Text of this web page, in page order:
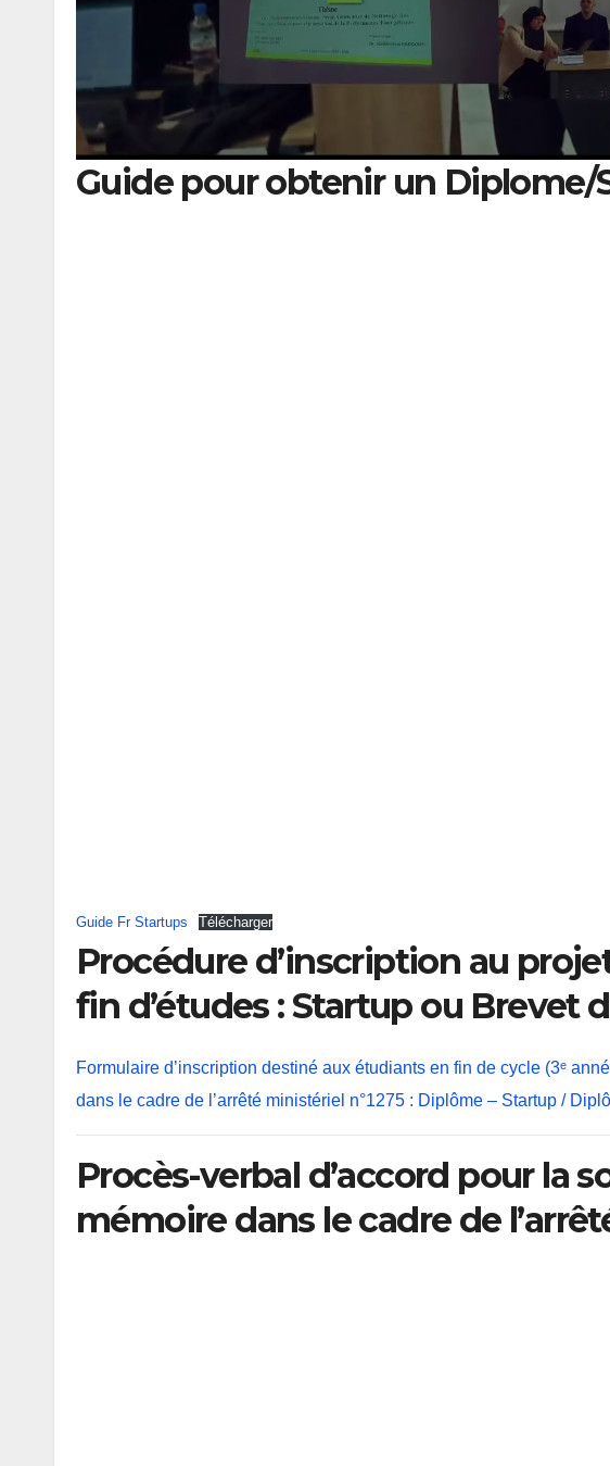
Guide pour obtenir un Diplome/
Guide Fr Startups Télécharger
Procédure d’inscription au
fin d’études : Startup ou Brevet
Formulaire d’inscription destiné aux étudiants en fin de cycle (3ᵉ
dans le cadre de l’arrêté ministériel n°1275 : Diplôme – Startup /
Procès-verbal d’accord pour la
mémoire dans le cadre de